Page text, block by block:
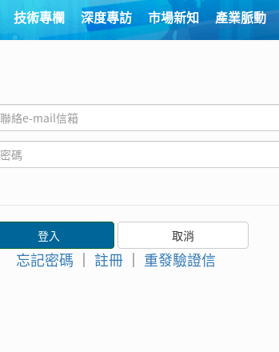
技術專欄 深度專訪 市場新知 產業脈動
忘記密碼 ｜ 註冊 ｜ 重發驗證信